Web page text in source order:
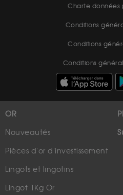
Charte données
Conditions
Conditions
Conditions
OR
Nouveautés
Pièces d'or d'investissement
Lingots et lingotins
Lingot 1Kg Or